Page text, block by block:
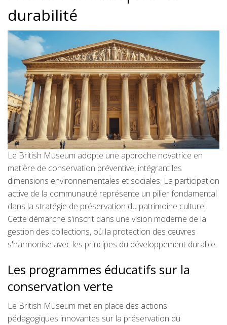
durabilité
Le British Museum adopte une approche novatrice en
matière de conservation préventive, intégrant les
dimensions environnementales et sociales. La participation
active de la communauté représente un pilier fondamental
dans la stratégie de préservation du patrimoine culturel.
Cette démarche s'inscrit dans une vision moderne de la
gestion des collections, où la protection des œuvres
s'harmonise avec les principes du développement durable.
Les programmes éducatifs sur la
conservation verte
Le British Museum met en place des actions
pédagogiques innovantes sur la préservation du